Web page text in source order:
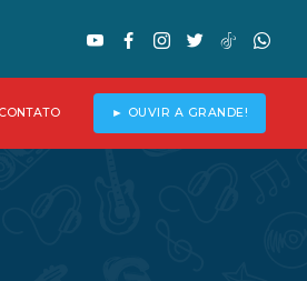
CONTATO ► OUVIR A GRANDE!